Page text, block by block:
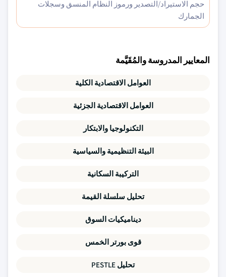
حجم الاستيراد/التصدير ورموز النظام المنسق وسجلات
الجمارك
المعايير المدروسة والمُقَيَّمة
العوامل الاقتصادية الكلية
العوامل الاقتصادية الجزئية
التكنولوجيا والابتكار
البيئة التنظيمية والسياسية
التركيبة السكانية
تحليل سلسلة القيمة
ديناميكيات السوق
قوى بورتر الخمس
تحليل PESTLE